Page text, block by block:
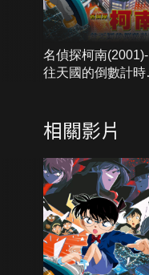
名偵探柯南(2001)-
往天國的倒數計時
相關影片